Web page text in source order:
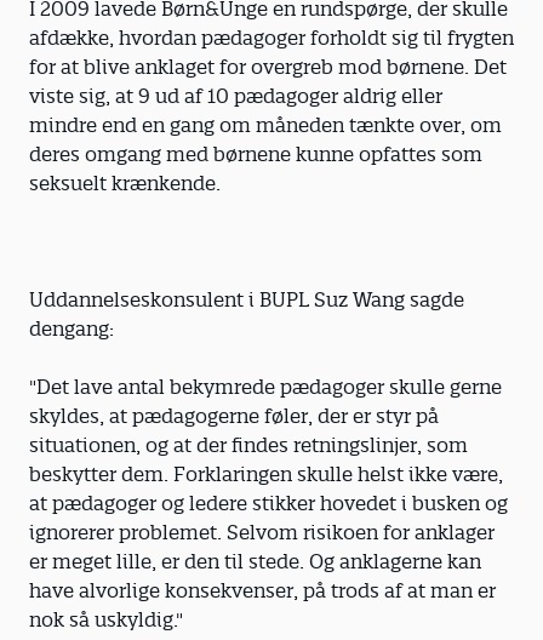
I 2009 lavede Børn&Unge en rundspørge, der skulle
afdække, hvordan pædagoger forholdt sig til frygten
for at blive anklaget for overgreb mod børnene. Det
viste sig, at 9 ud af 10 pædagoger aldrig eller
mindre end en gang om måneden tænkte over, om
deres omgang med børnene kunne opfattes som
seksuelt krænkende.
Uddannelseskonsulent i BUPL Suz Wang sagde
dengang:
"Det lave antal bekymrede pædagoger skulle gerne
skyldes, at pædagogerne føler, der er styr på
situationen, og at der findes retningslinjer, som
beskytter dem. Forklaringen skulle helst ikke være,
at pædagoger og ledere stikker hovedet i busken og
ignorerer problemet. Selvom risikoen for anklager
er meget lille, er den til stede. Og anklagerne kan
have alvorlige konsekvenser, på trods af at man er
nok så uskyldig."